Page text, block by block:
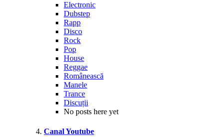
Electronic
Dubstep
Rapp
Disco
Rock
Pop
House
Reggae
Românească
Manele
Trance
Discuții
No posts here yet
Canal Youtube